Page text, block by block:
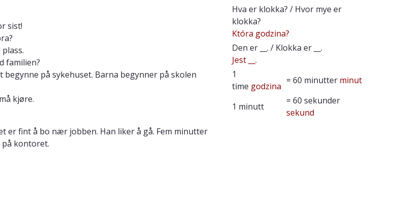
sist!
familien?
begynne på sykehuset. Barna begynner på skolen
kjøre.
er fint å bo nær jobben. Han liker å gå. Fem minutter
på kontoret.
Hva er klokka? / Hvor mye er
klokka?
Która godzina?
Den er __. / Klokka er __.
Jest __.
1
time godzina
= 60 minutter minut
1 minutt
= 60 sekunder
sekund